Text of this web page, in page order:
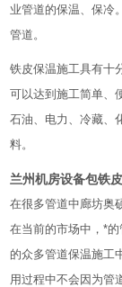
业管道的保温、保冷
管道。
铁皮保温施工具有十
可以达到施工简单、
石油、电力、冷藏、
料。
兰州机房设备包铁
在很多管道中廊坊奥
在当前的市场中，*
的众多管道保温施工
用过程中不会因为管